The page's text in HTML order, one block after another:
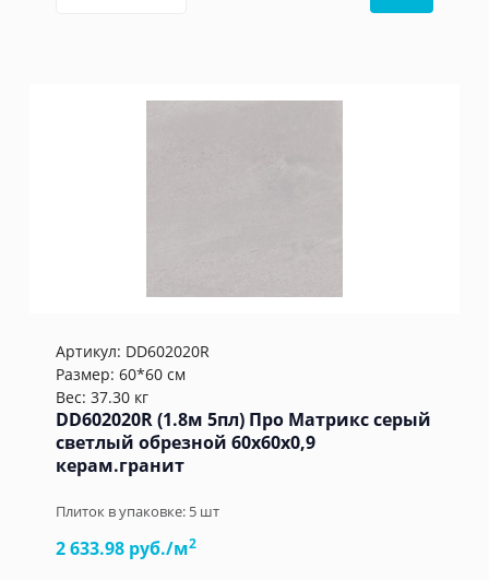
Артикул: DD602020R
Размер: 60*60 см
Вес: 37.30 кг
DD602020R (1.8м 5пл) Про Матрикс серый
светлый обрезной 60x60x0,9
керам.гранит
Плиток в упаковке: 5 шт
2 633.98 руб./м2